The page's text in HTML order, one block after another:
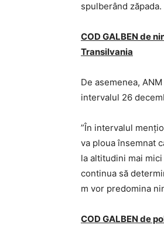
spulberând zăpada.
COD GALBEN de
Transilvania
De asemenea,
intervalul 26
”În intervalul
va ploua însemnat
la altitudini mai
continua să
m vor predomina
COD GALBEN de